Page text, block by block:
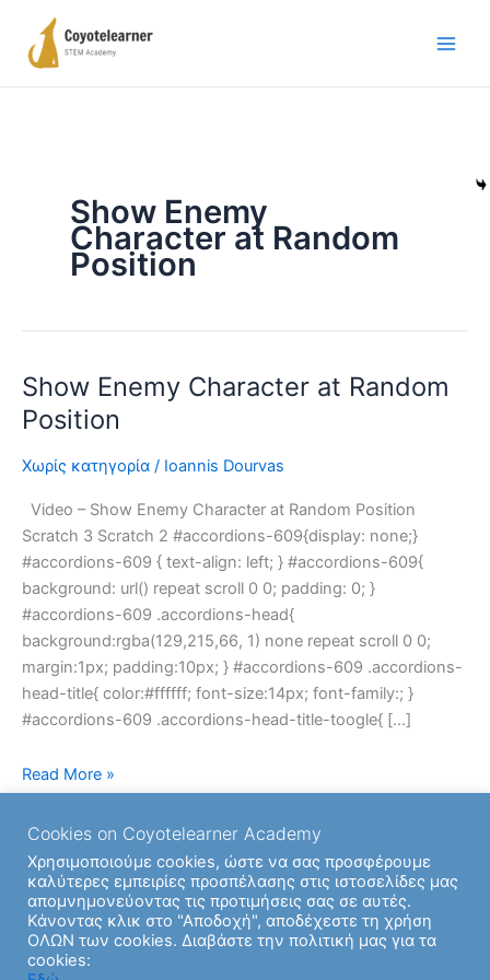
περιεχόμενο
Show Enemy
Character at Random
Position
Show Enemy Character at Random
Position
Χωρίς κατηγορία / Ioannis Dourvas
Video – Show Enemy Character at Random Position
Scratch 3 Scratch 2 #accordions-609{display: none;}
#accordions-609 { text-align: left; } #accordions-609{
background: url() repeat scroll 0 0; padding: 0; }
#accordions-609 .accordions-head{
background:rgba(129,215,66, 1) none repeat scroll 0 0;
margin:1px; padding:10px; } #accordions-609 .accordions-
head-title{ color:#ffffff; font-size:14px; font-family:; }
#accordions-609 .accordions-head-title-toogle{ […]
Show
Enemy
Character
at
Position
Read More »
Cookies on Coyotelearner Academy
Χρησιμοποιούμε cookies, ώστε να σας προσφέρουμε
καλύτερες εμπειρίες προσπέλασης στις ιστοσελίδες μας
απομνημονεύοντας τις προτιμήσεις σας σε αυτές.
Κάνοντας κλικ στο "Αποδοχή", αποδέχεστε τη χρήση
ΟΛΩΝ των cookies. Διαβάστε την πολιτική μας για τα
cookies: